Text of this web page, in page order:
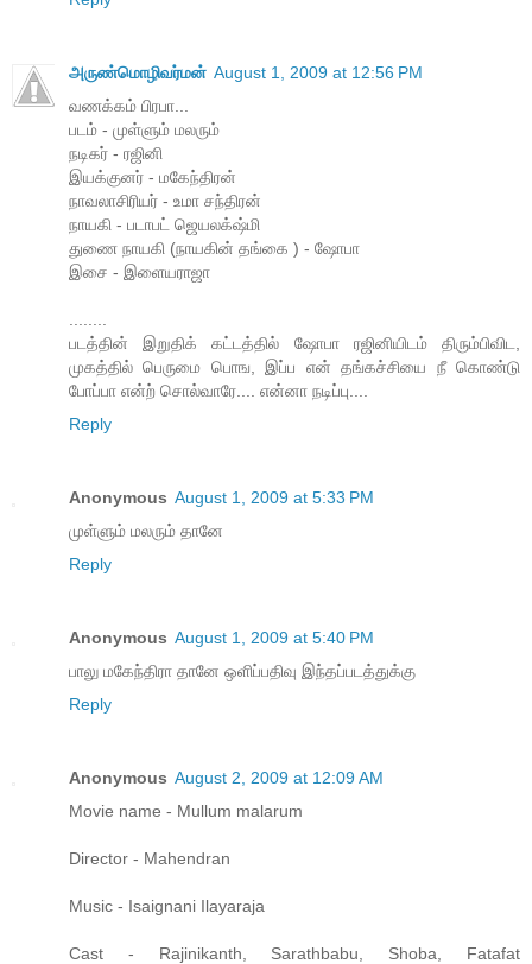
அருண்மொழிவர்மன் August 1, 2009 at 12:56 PM
வணக்கம் பிரபா...
படம் - முள்ளும் மலரும்
நடிகர் - ரஜினி
இயக்குனர் - மகேந்திரன்
நாவலாசிரியர் - உமா சந்திரன்
நாயகி - படாபட் ஜெயலக்‌ஷ்மி
துணை நாயகி (நாயகின் தங்கை ) - ஷோபா
இசை - இளையராஜா
படத்தின் இறுதிக் கட்டத்தில் ஷோபா ரஜினியிடம் திரும்பிவிட,
முகத்தில் பெருமை பொங, இப்ப என் தங்கச்சியை நீ கொண்டு
போப்பா என்ற் சொல்வாரே.... என்னா நடிப்பு....
Reply
Anonymous August 1, 2009 at 5:33 PM
முள்ளும் மலரும் தானே
Reply
Anonymous August 1, 2009 at 5:40 PM
பாலு மகேந்திரா தானே ஒளிப்பதிவு இந்தப்படத்துக்கு
Reply
Anonymous August 2, 2009 at 12:09 AM
Movie name - Mullum malarum
Director - Mahendran
Music - Isaignani Ilayaraja
Cast - Rajinikanth, Sarathbabu, Shoba, Fatafat